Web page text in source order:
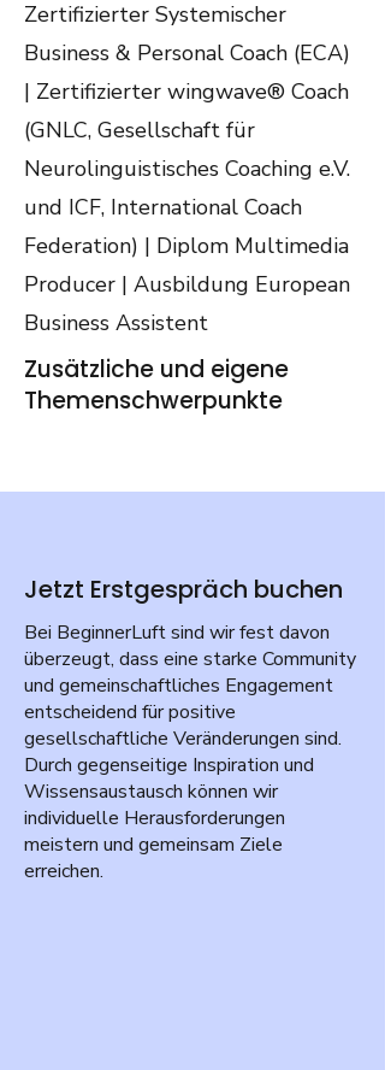
Zertifizierter Systemischer
Business & Personal Coach (ECA)
| Zertifizierter wingwave® Coach
(GNLC, Gesellschaft für
Neurolinguistisches Coaching e.V.
und ICF, International Coach
Federation) | Diplom Multimedia
Producer | Ausbildung European
Business Assistent
Zusätzliche und eigene
Themenschwerpunkte
Jetzt Erstgespräch buchen
Bei BeginnerLuft sind wir fest davon
überzeugt, dass eine starke Community
und gemeinschaftliches Engagement
entscheidend für positive
gesellschaftliche Veränderungen sind.
Durch gegenseitige Inspiration und
Wissensaustausch können wir
individuelle Herausforderungen
meistern und gemeinsam Ziele
erreichen.